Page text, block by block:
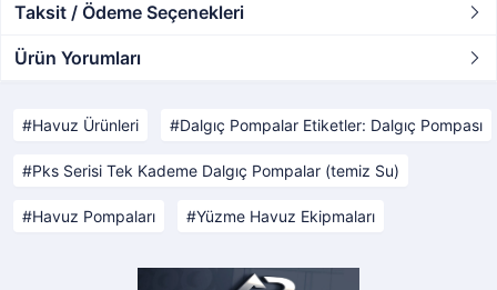
Taksit / Ödeme Seçenekleri
Ürün Yorumları
Havuz Ürünleri Dalgıç Pompalar Etiketler: Dalgıç Pompası
Pks Serisi Tek Kademe Dalgıç Pompalar (temiz Su)
Havuz Pompaları Yüzme Havuz Ekipmaları